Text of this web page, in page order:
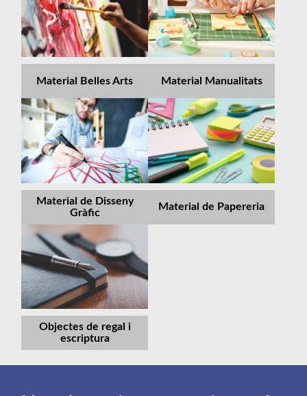
Material Belles Arts Material Manualitats
Material de Disseny
Gràfic
Material de Papereria
Objectes de regal i
escriptura